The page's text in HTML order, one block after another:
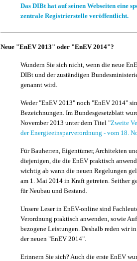
Das DIBt hat auf seinen Webseiten eine
zentrale Registrierstelle veröffentlicht.
Neue "EnEV 2013" oder "EnEV 2014"?
Wundern Sie sich nicht, wenn die neue
DIBt und der zuständigen
genannt wird.
Weder "EnEV 2013" noch "EnEV 2014"
Bezeichnungen. Im Bundesgesetzblatt
November 2013 unter dem Titel "Zweite
der Energieeinsparverordnung - vom 18.
Für Bauherren, Eigentümer, Architekten
diejenigen, die die EnEV praktisch
wichtig ab wann die neuen Regelungen
am 1. Mai 2014 in Kraft getreten. Seither
für Neubau und Bestand.
Unsere Leser in EnEV-online sind
Verordnung praktisch anwenden, sowie
bezogene Leistungen. Deshalb reden wir
der neuen "EnEV 2014".
Erinnern Sie sich? Auch die erste EnEV